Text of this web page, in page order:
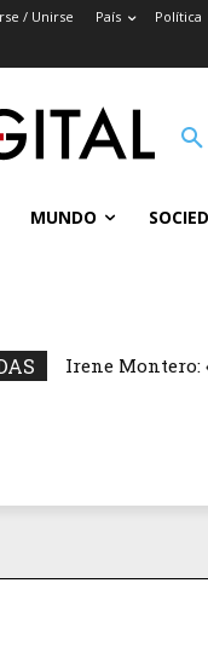
/ Unirse País Política
MUNDO
Irene Montero: